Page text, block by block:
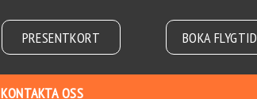
PRESENTKORT BOKA FLYGTID
KONTAKTA OSS